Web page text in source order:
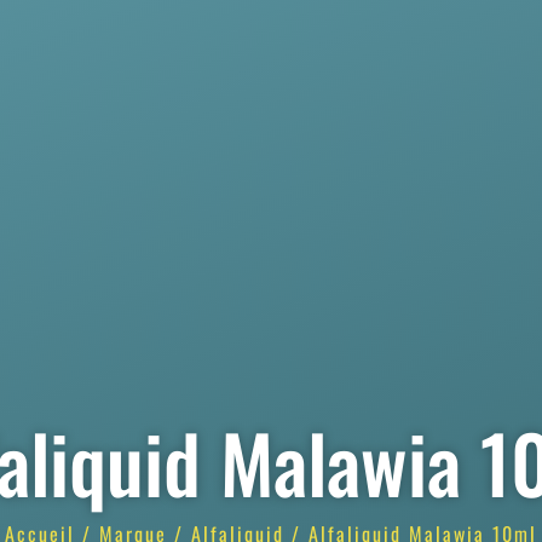
Malawia
Accueil / Marque / Alfaliquid / Alfaliquid Malawia 10ml